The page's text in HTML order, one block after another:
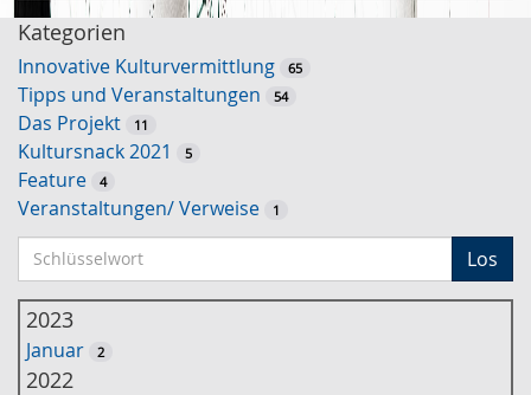
Kategorien
Innovative Kulturvermittlung 65
Tipps und Veranstaltungen 54
Das Projekt 11
Kultursnack 2021 5
Feature 4
Veranstaltungen/ Verweise 1
c
h
ü
Los
2023
Januar 2
2022